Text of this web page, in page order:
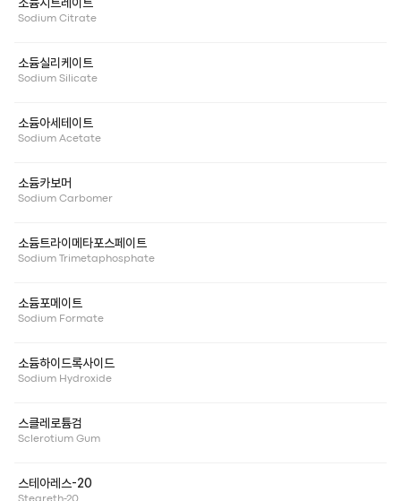
Sodium Citrate
소듐실리케이트
Sodium Silicate
소듐아세테이트
Sodium Acetate
소듐카보머
Sodium Carbomer
소듐트라이메타포스페이트
Sodium Trimetaphosphate
소듐포메이트
Sodium Formate
소듐하이드록사이드
Sodium Hydroxide
스클레로튬검
Sclerotium Gum
스테아레스-20
Steareth-20